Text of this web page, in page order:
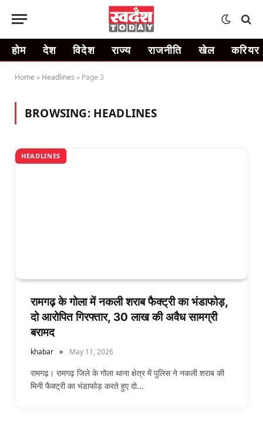
होम देश विदेश राज्य राजनीति खेल करियर
Home » Headlines » Page 3
BROWSING: HEADLINES
HEADLINES
रामगढ़ के गोला में नकली शराब फैक्ट्री का भंडाफोड़,
दो आरोपित गिरफ्तार, 30 लाख की अवैध सामग्री
बरामद
khabar May 11, 2026
रामगढ़। रामगढ़ जिले के गोला थाना क्षेत्र में पुलिस ने नकली शराब की
मिनी फैक्ट्री का भंडाफोड़ करते हुए दो…